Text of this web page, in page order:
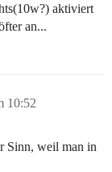
aktiviert
an...
10:52
Sinn, weil man in